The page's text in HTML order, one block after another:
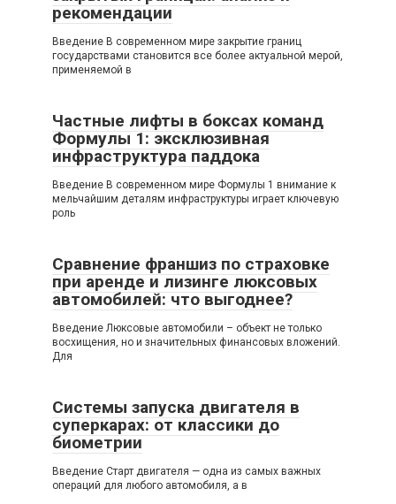
рекомендации
Введение В современном мире закрытие границ
государствами становится все более актуальной мерой,
применяемой в
Частные лифты в боксах команд
Формулы 1: эксклюзивная
инфраструктура паддока
Введение В современном мире Формулы 1 внимание к
мельчайшим деталям инфраструктуры играет ключевую
роль
Сравнение франшиз по страховке
при аренде и лизинге люксовых
автомобилей: что выгоднее?
Введение Люксовые автомобили – объект не только
восхищения, но и значительных финансовых вложений.
Для
Системы запуска двигателя в
суперкарах: от классики до
биометрии
Введение Старт двигателя — одна из самых важных
операций для любого автомобиля, а в